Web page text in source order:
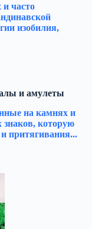
часто
изобилия,
и амулеты
на камнях и
знаков, которую
притягивания...